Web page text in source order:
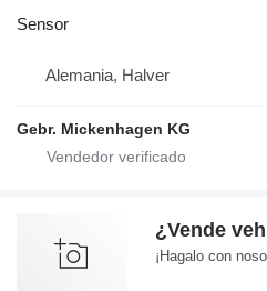
Sensor
Alemania, Halver
Gebr. Mickenhagen KG
¿Vende
¡Hagalo con